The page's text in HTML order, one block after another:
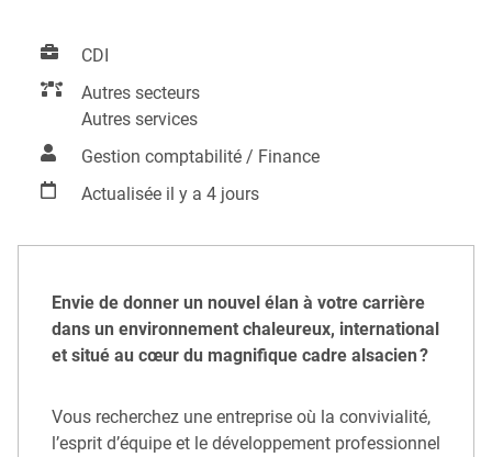
CDI
Autres secteurs
Autres services
Gestion comptabilité / Finance
Actualisée il y a 4 jours
Envie de donner un nouvel élan à votre carrière
dans un environnement chaleureux, international
et situé au cœur du magnifique cadre alsacien ?
Vous recherchez une entreprise où la convivialité,
l’esprit d’équipe et le développement professionnel